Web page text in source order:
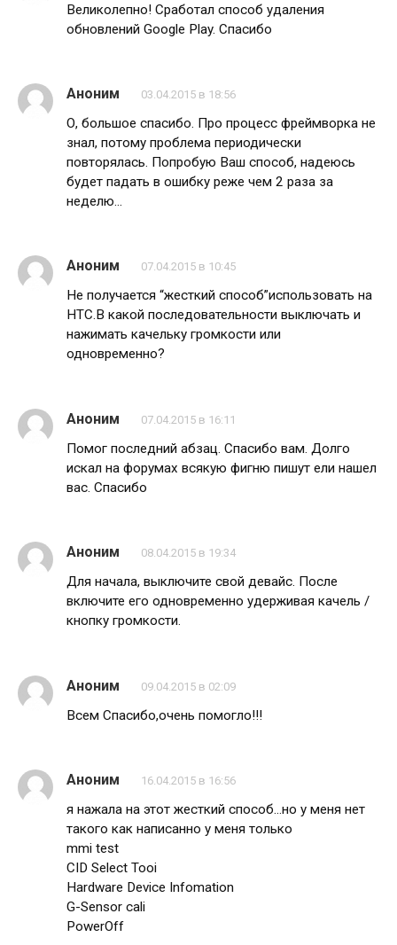
Великолепно! Сработал способ удаления
обновлений Google Play. Спасибо
Аноним 03.04.2015 в 18:56
О, большое спасибо. Про процесс фреймворка не
знал, потому проблема периодически
повторялась. Попробую Ваш способ, надеюсь
будет падать в ошибку реже чем 2 раза за
неделю…
Аноним 07.04.2015 в 10:45
Не получается “жесткий способ”использовать на
HTC.В какой последовательности выключать и
нажимать качельку громкости или
одновременно?
Аноним 07.04.2015 в 16:11
Помог последний абзац. Спасибо вам. Долго
искал на форумах всякую фигню пишут ели нашел
вас. Спасибо
Аноним 08.04.2015 в 19:34
Для начала, выключите свой девайс. После
включите его одновременно удерживая качель /
кнопку громкости.
Аноним 09.04.2015 в 02:09
Всем Спасибо,очень помогло!!!
Аноним 16.04.2015 в 16:56
я нажала на этот жесткий способ…но у меня нет
такого как написанно у меня только
mmi test
CID Select Tooi
Hardware Device Infomation
G-Sensor cali
PowerOff